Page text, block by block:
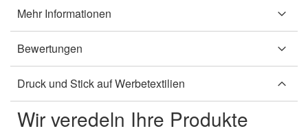
Mehr Informationen
Bewertungen
Druck und Stick auf Werbetextilien
Wir veredeln Ihre Produkte